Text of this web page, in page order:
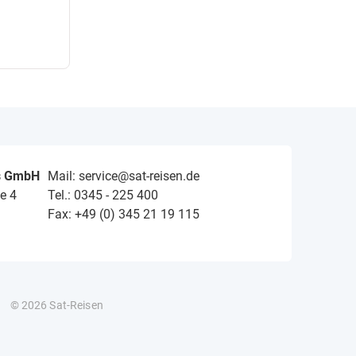
4
Mail: service@sat-reisen.de
Tel.: 0345 - 225 400
Fax: +49 (0) 345 21 19 115
© 2026 Sat-Reisen